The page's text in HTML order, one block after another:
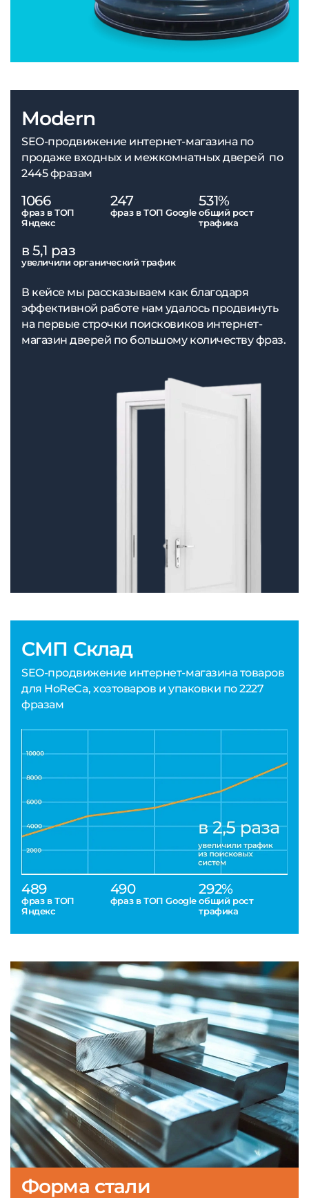
СМП Склад
SEO-продвижение интернет-магазина товаров
для HoReCa, хозтоваров и упаковки по 2227
фразам
489
фраз в ТОП
Яндекс
490
фраз в ТОП Google
292%
общий рост
трафика
Modern
SEO-продвижение интернет-магазина по
продаже входных и межкомнатных дверей по
2445 фразам
1066
фраз в ТОП
Яндекс
247
фраз в ТОП Google
531%
общий рост
трафика
в 5,1 раз
увеличили органический трафик
В кейсе мы рассказываем как благодаря
эффективной работе нам удалось продвинуть
на первые строчки поисковиков интернет-
магазин дверей по большому количеству фраз.
Форма стали